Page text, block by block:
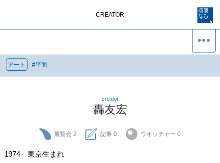
CREATOR
アート #平面
creator
轟友宏
展覧会 2 記事 0 ウオッチャー 0
1974　東京生まれ